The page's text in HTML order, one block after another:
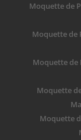
Moquette de
Moquette de
Moquette de
Moquette
Moquette